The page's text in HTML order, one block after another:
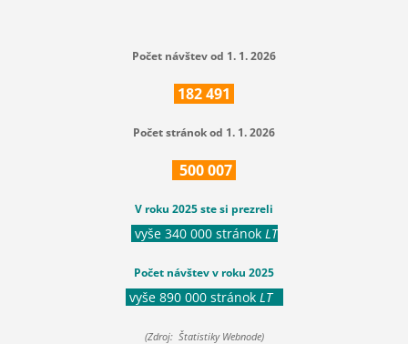
Počet návštev od 1. 1. 2026
182491
Počet stránok od 1. 1. 2026
500007
V roku 2025 ste si prezreli
vyše 340 000 stránok LT
Počet návštev v roku 2025
vyše 890 000 stránok LT
(Zdroj: Štatistiky Webnode)